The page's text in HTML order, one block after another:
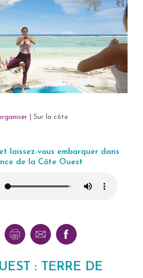
Sur la côte
laissez-vous embarquer dans
de la Côte Ouest
: TERRE DE